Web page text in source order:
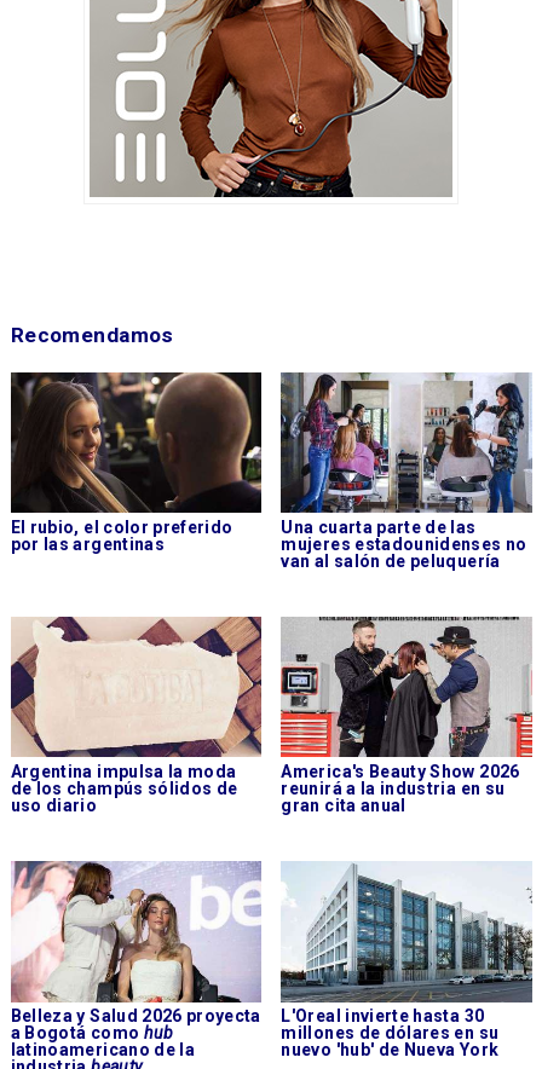
Recomendamos
El rubio, el color preferido
por las argentinas
Una cuarta parte de las
mujeres estadounidenses no
van al salón de peluquería
Argentina impulsa la moda
de los champús sólidos de
uso diario
America's Beauty Show 2026
reunirá a la industria en su
gran cita anual
Belleza y Salud 2026 proyecta
a Bogotá como hub
latinoamericano de la
L'Oreal invierte hasta 30
millones de dólares en su
nuevo 'hub' de Nueva York